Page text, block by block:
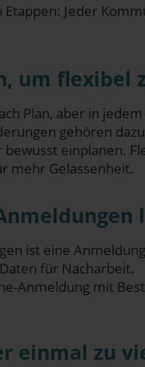
Jeder
um fle­xi­bel
Plan, aber in
gehö­ren
bewusst ein­pla­nen.
mehr Gelassenheit.
ist eine
für Nacharbeit.
Anmel­dung mit
ein­mal zu